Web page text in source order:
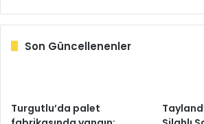
Son Güncellenenler
Turgutlu’da palet